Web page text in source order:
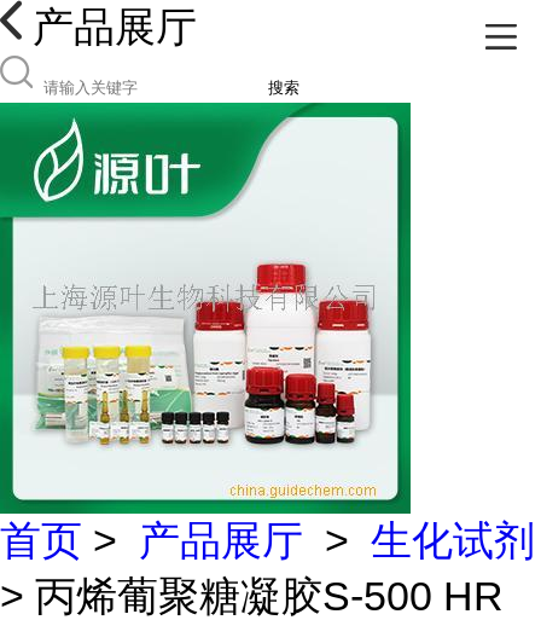
产品展厅
搜索
首页 > 产品展厅 > 生化试剂
> 丙烯葡聚糖凝胶S-500 HR